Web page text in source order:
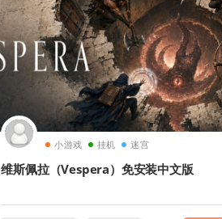
小游戏 挂机 迷宫
维斯佩拉（Vespera）免安装中文版